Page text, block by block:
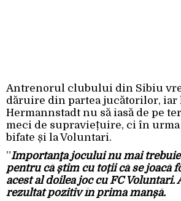
Antrenorul clubului din Sibiu
dăruire din partea jucătorilor, iar
Hermannstadt nu să iasă de pe
meci de supraviețuire, ci în
bifate și la Voluntari.
”Importanţa jocului nu mai trebuie
pentru că știm cu toții că se joacă
acest al doilea joc cu FC
rezultat pozitiv în prima manșă.